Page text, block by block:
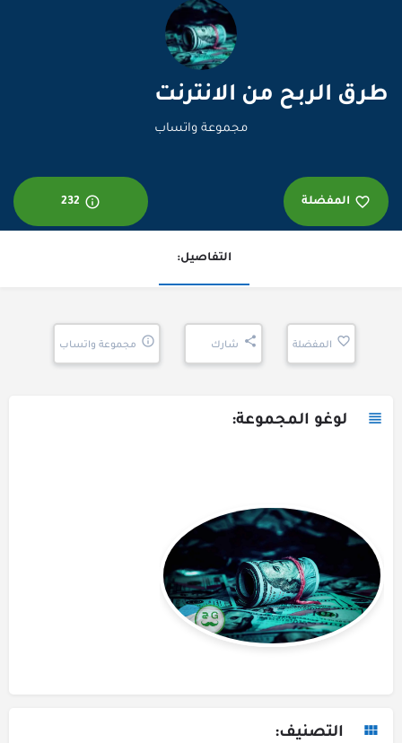
طرق الربح من الانترنت
مجموعة واتساب
المفضلة 232
التفاصيل:
المفضلة شارك مجموعة واتساب
لوغو المجموعة:
التصنيف: